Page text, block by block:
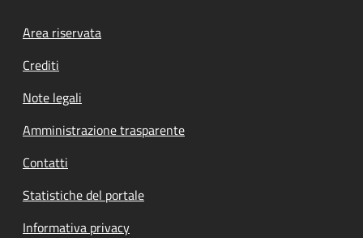
Footer menu
Area riservata
Crediti
Note legali
Amministrazione trasparente
Contatti
Statistiche del portale
Informativa privacy